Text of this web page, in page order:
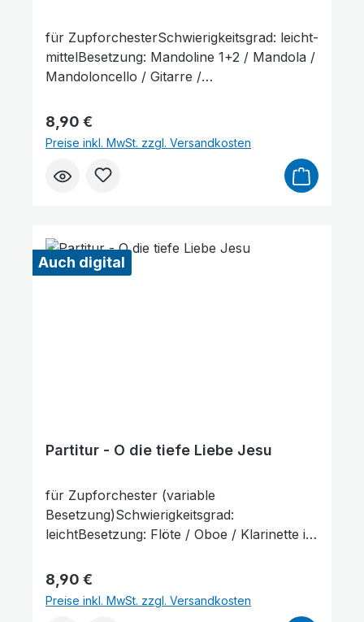
für ZupforchesterSchwierigkeitsgrad: leicht-
mittelBesetzung: Mandoline 1+2 / Mandola /
Mandoloncello / Gitarre /
Stimmenauszüge, Stimmenauszüge dürfen
als Kopiervorlage verwendet werden. Die
Lieferzeit beträgt ca. 7 Werktage, da dieser
Artikel erst nach Bestellung gedruckt wird.
Regulärer Preis:
8,90 €
Preise inkl. MwSt. zzgl. Versandkosten
Auch digital
Partitur - O die tiefe Liebe Jesu
für Zupforchester (variable
Besetzung)Schwierigkeitsgrad:
leichtBesetzung: Flöte / Oboe / Klarinette in
Mandola / Mandoloncello / Gitarre /
KontrabassLieferumfang: Partitur und
Stimmenauszüge, Stimmenauszüge dürfen
Regulärer Preis:
8,90 €
Preise inkl. MwSt. zzgl. Versandkosten